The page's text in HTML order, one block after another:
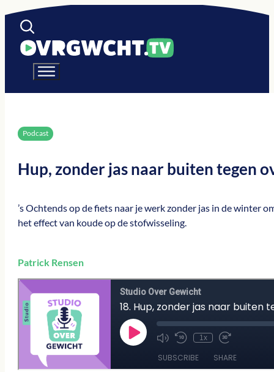
Podcast
Hup, zonder jas naar buiten tegen
’s Ochtends op de fiets naar je werk zonder jas in de winter
het effect van koude op de stofwisseling.
Patrick Rensen